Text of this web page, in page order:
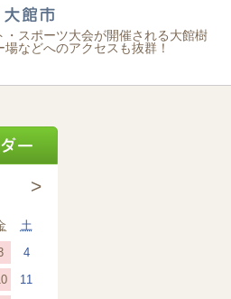
スポーツ大会が開催される大館樹
などへのアクセスも抜群！
>
金曜日
土土曜日
2026
年
4
(1
event)
42026
年
2026
(1
11